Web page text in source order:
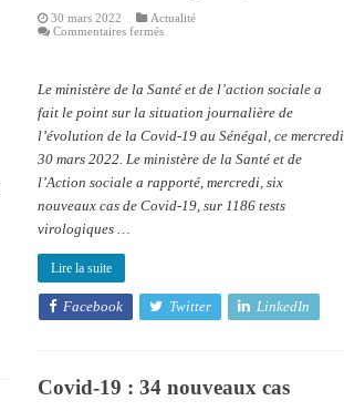
30 mars 2022
Actualité
Commentaires ferméssur
nouveaux
cas
de
aucun
enregistrés,
Mardi
Le ministère de la Santé et de l’action sociale a
fait le point sur la situation journalière de
l’évolution de la Covid-19 au Sénégal, ce mercredi
30 mars 2022. Le ministère de la Santé et de
l’Action sociale a rapporté, mercredi, six
nouveaux cas de Covid-19, sur 1186 tests
virologiques …
Lire la suite
Facebook Twitter LinkedIn
Covid-19 : 34 nouveaux cas